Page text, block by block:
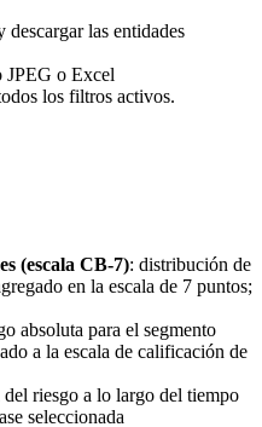
descargar las entidades
o Excel
los filtros activos.
(escala CB-7): distribución de
en la escala de 7 puntos;
absoluta para el segmento
a la escala de calificación de
riesgo a lo largo del tiempo
seleccionada